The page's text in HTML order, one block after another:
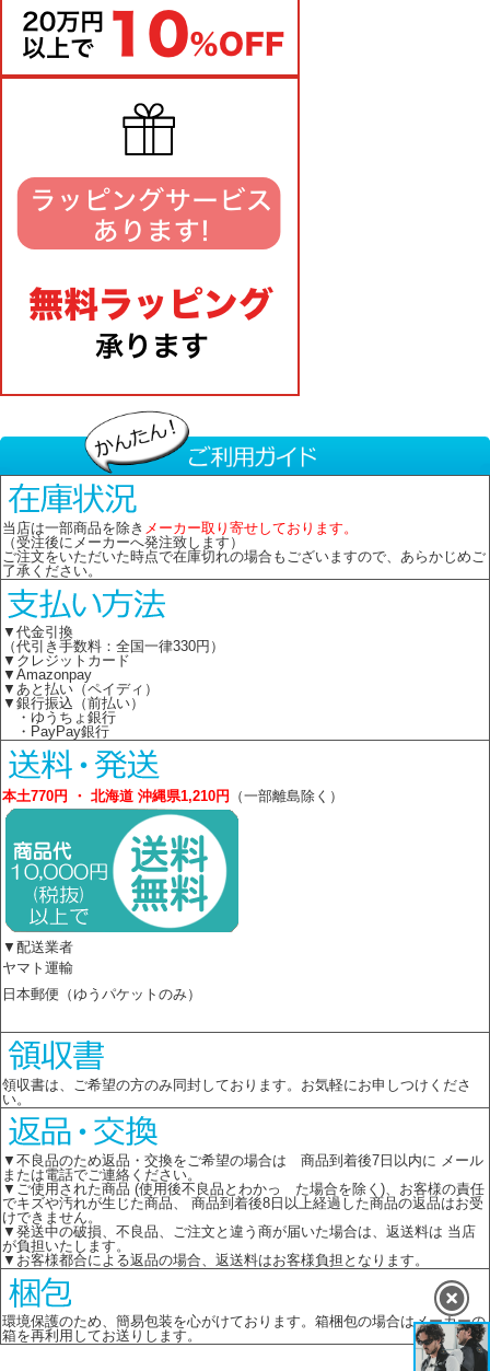
当店は一部商品を除き メーカー取り寄せしております。
（受注後にメーカーへ発注致します）
ご注文をいただいた時点で在庫切れの場合もございますので、あらかじめご
了承ください。
▼代金引換
（代引き手数料：全国一律330円）
▼クレジットカード
▼Amazonpay
▼あと払い（ペイディ）
▼銀行振込（前払い）
・ゆうちょ銀行
・PayPay銀行
本土770円 ・ 北海道 沖縄県1,210円 （一部離島除く）
▼配送業者
ヤマト運輸
日本郵便（ゆうパケットのみ）
領収書は、ご希望の方のみ同封しております。お気軽にお申しつけくださ
い。
▼不良品のため返品・交換をご希望の場合は 商品到着後7日以内に メール
または電話でご連絡ください。
▼ご使用された商品 (使用後不良品とわかっ た場合を除く)、お客様の責任
でキズや汚れが生じた商品、 商品到着後8日以上経過した商品の返品はお受
けできません。
▼発送中の破損、不良品、ご注文と違う商が届いた場合は、返送料は 当店
が負担いたします。
▼お客様都合による返品の場合、返送料はお客様負担となります。
環境保護のため、簡易包装を心がけております。箱梱包の場合はメーカーの
箱を再利用してお送りします。